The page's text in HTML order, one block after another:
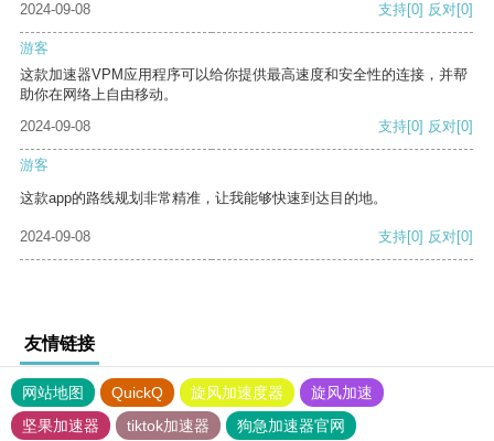
2024-09-08 支持[0] 反对[0]
游客
这款加速器VPM应用程序可以给你提供最高速度和安全性的连接，并帮
助你在网络上自由移动。
2024-09-08
支持[0] 反对[0]
游客
这款app的路线规划非常精准，让我能够快速到达目的地。
2024-09-08 支持[0] 反对[0]
友情链接
网站地图 QuickQ 旋风加速度器
旋风加速
坚果加速器
tiktok加速器 狗急加速器官网